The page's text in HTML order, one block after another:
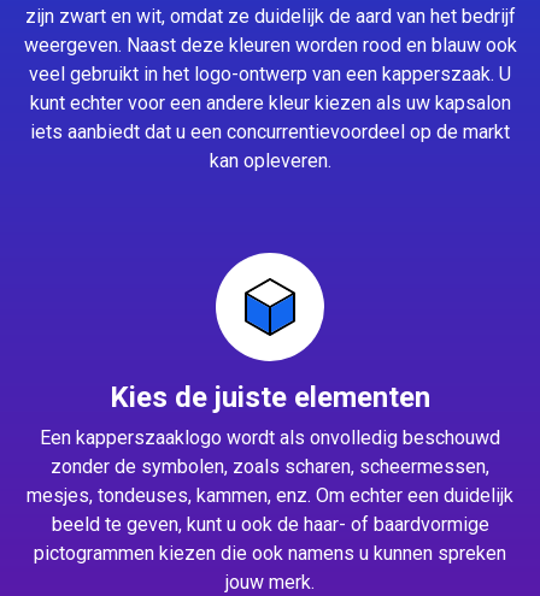
zijn zwart en wit, omdat ze duidelijk de aard van het bedrijf
weergeven. Naast deze kleuren worden rood en blauw ook
veel gebruikt in het logo-ontwerp van een kapperszaak. U
kunt echter voor een andere kleur kiezen als uw kapsalon
iets aanbiedt dat u een concurrentievoordeel op de markt
kan opleveren.
Kies de juiste elementen
Een kapperszaaklogo wordt als onvolledig beschouwd
zonder de symbolen, zoals scharen, scheermessen,
mesjes, tondeuses, kammen, enz. Om echter een duidelijk
beeld te geven, kunt u ook de haar- of baardvormige
pictogrammen kiezen die ook namens u kunnen spreken
jouw merk.